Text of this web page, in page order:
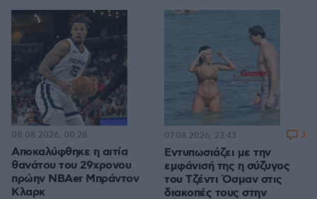
Αποκαλύφθηκε η αιτία
θανάτου του 29χρονου
πρώην NBAer Μπράντον
Κλαρκ
08.08.2026, 00:28
Εντυπωσιάζει με την
εμφάνισή της η σύζυγος
του Τζέντι Όσμαν στις
διακοπές τους στην
07.08.2026, 23:43 3